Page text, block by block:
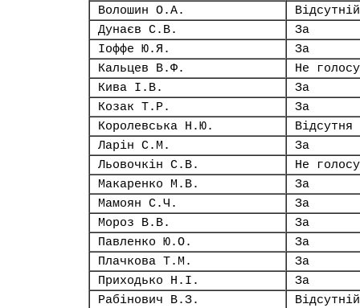
Волошин О.А.
Відсутній
Дунаєв С.В.
За
Іоффе Ю.Я.
За
Кальцев В.Ф.
Не
Кива І.В.
За
Козак Т.Р.
За
Королевська Н.Ю.
Відсутня
Ларін С.М.
За
Льовочкін С.В.
Не
Макаренко М.В.
За
Мамоян С.Ч.
За
Мороз В.В.
За
Павленко Ю.О.
За
Плачкова Т.М.
За
Приходько Н.І.
За
Рабінович В.З.
Відсутній